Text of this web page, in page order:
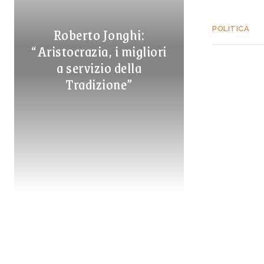
Roberto Jonghi:
“Aristocrazia, i migliori
a servizio della
Tradizione”
POLITICA